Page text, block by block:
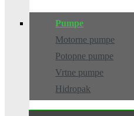
Pumpe
Motorne pumpe
Potopne pumpe
Vrtne pumpe
Hidropak